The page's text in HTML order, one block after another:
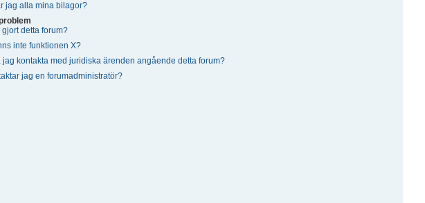
jag alla mina bilagor?
gjort detta forum?
inte funktionen X?
jag kontakta med juridiska ärenden angående detta forum?
jag en forumadministratör?